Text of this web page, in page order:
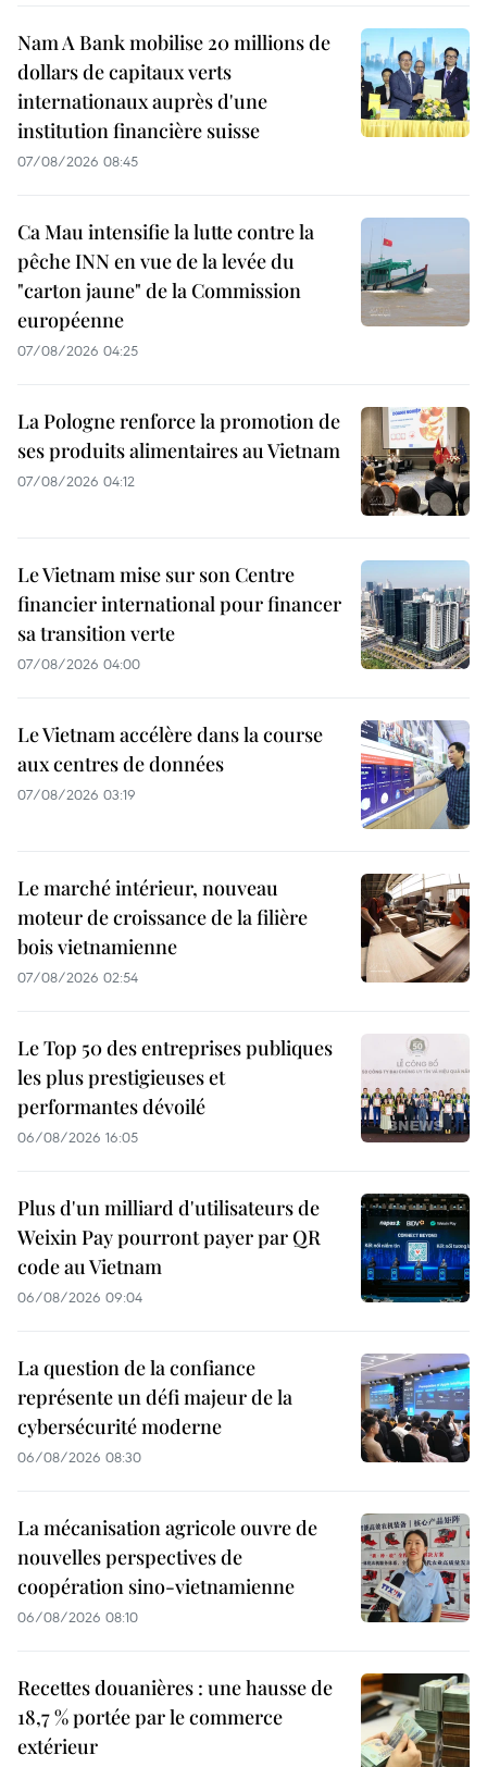
Nam A Bank mobilise 20 millions de
dollars de capitaux verts
internationaux auprès d'une
institution financière suisse
07/08/2026 08:45
Ca Mau intensifie la lutte contre la
pêche INN en vue de la levée du
"carton jaune" de la Commission
européenne
07/08/2026 04:25
La Pologne renforce la promotion de
ses produits alimentaires au Vietnam
07/08/2026 04:12
Le Vietnam mise sur son Centre
financier international pour financer
sa transition verte
07/08/2026 04:00
Le Vietnam accélère dans la course
aux centres de données
07/08/2026 03:19
Le marché intérieur, nouveau
moteur de croissance de la filière
bois vietnamienne
07/08/2026 02:54
Le Top 50 des entreprises publiques
les plus prestigieuses et
performantes dévoilé
06/08/2026 16:05
Plus d'un milliard d'utilisateurs de
Weixin Pay pourront payer par QR
code au Vietnam
06/08/2026 09:04
La question de la confiance
représente un défi majeur de la
cybersécurité moderne
06/08/2026 08:30
La mécanisation agricole ouvre de
nouvelles perspectives de
coopération sino-vietnamienne
06/08/2026 08:10
Recettes douanières : une hausse de
18,7 % portée par le commerce
extérieur